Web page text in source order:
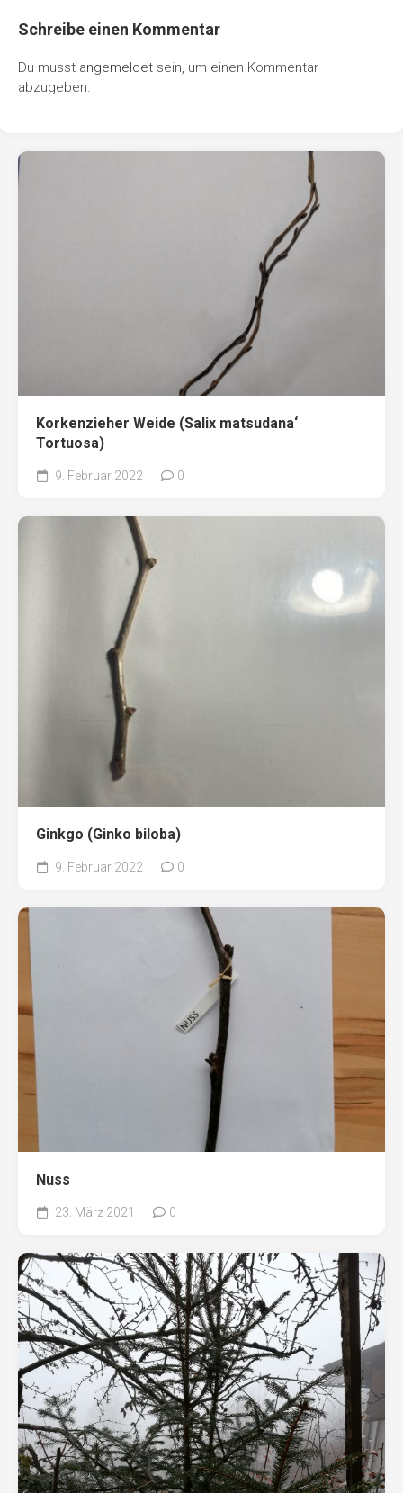
Schreibe einen Kommentar
Du musst angemeldet sein, um einen Kommentar
abzugeben.
Korkenzieher Weide (Salix matsudana‘
Tortuosa)
9. Februar 2022 0
Ginkgo (Ginko biloba)
9. Februar 2022 0
Nuss
23. März 2021 0